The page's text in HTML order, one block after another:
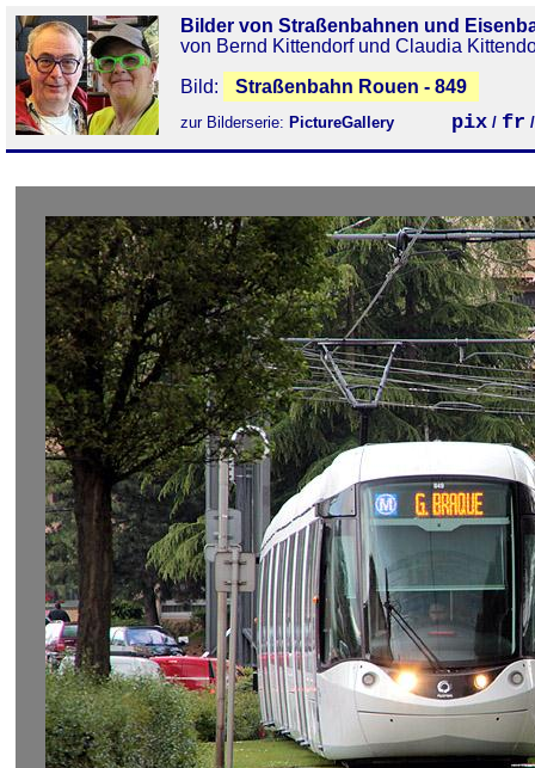
Bilder von Straßenbahnen und
von Bernd Kittendorf und Claudia
Bild:
Straßenbahn Rouen - 849
zur Bilderserie: PictureGallery pix / fr